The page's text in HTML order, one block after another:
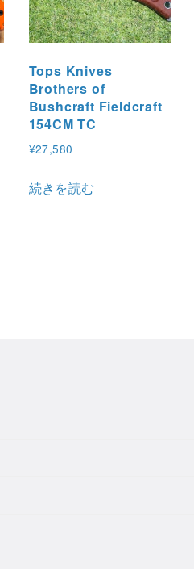
Tops Knives
Brothers of
Bushcraft Fieldcraft
154CM TC
¥27,580
続きを読む